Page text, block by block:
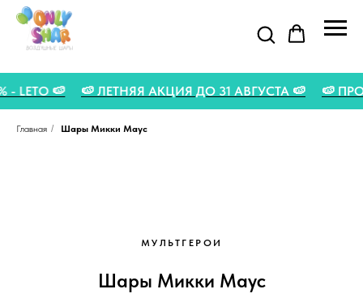
- LETO 🍉 🍉 ЛЕТНЯЯ АКЦИЯ ДО 31 АВГУСТА 🍉 🍉
Главная / Шары Микки Маус
МУЛЬТГЕРОИ
Шары Микки Маус